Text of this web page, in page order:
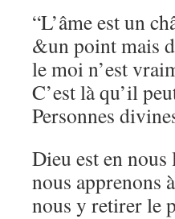
“L’âme est un
&un point mais
le moi n’est
C’est là qu’il
Personnes
Dieu est en
nous apprenons
nous y retirer le